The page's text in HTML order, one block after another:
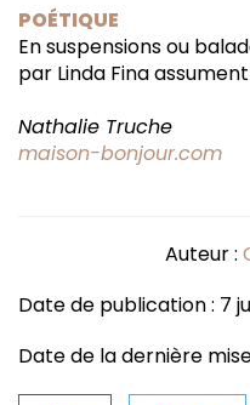
POÉTIQUE
En suspensions ou
par Linda Fina
Nathalie Truche
maison-bonjour.com
Auteur :
Date de publication : 7
Date de la dernière